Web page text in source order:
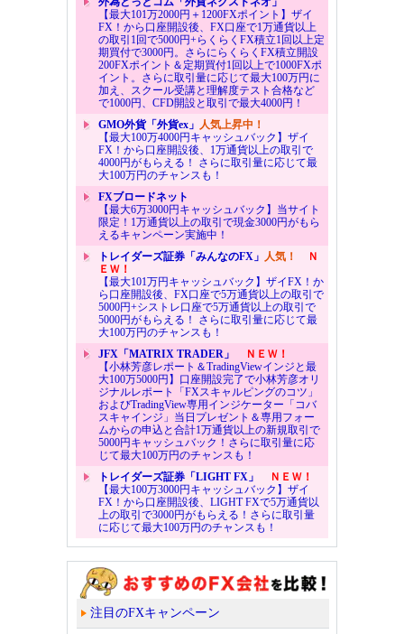
【最大101万2000円＋1200FXポイント】ザイ
FX！から口座開設後、FX口座で1万通貨以上
の取引1回で5000円+らくらくFX積立1回以上定
期買付で3000円。さらにらくらくFX積立開設
200FXポイント＆定期買付1回以上で1000FXポ
イント。さらに取引量に応じて最大100万円に
加え、スクール受講と理解度テスト合格など
で1000円、CFD開設と取引で最大4000円！
GMO外貨「外貨ex」 人気上昇中！
【最大100万4000円キャッシュバック】ザイ
FX！から口座開設後、1万通貨以上の取引で
4000円がもらえる！ さらに取引量に応じて最
大100万円のチャンスも！
FXブロードネット
【最大6万3000円キャッシュバック】当サイト
限定！1万通貨以上の取引で現金3000円がもら
えるキャンペーン実施中！
トレイダーズ証券「みんなのFX」 人気！
Ｎ
ＥＷ！
【最大101万円キャッシュバック】ザイFX！か
ら口座開設後、FX口座で5万通貨以上の取引で
5000円+シストレ口座で5万通貨以上の取引で
5000円がもらえる！ さらに取引量に応じて最
大100万円のチャンスも！
JFX「MATRIX TRADER」
ＮＥＷ！
【小林芳彦レポート＆TradingViewインジと最
大100万5000円】口座開設完了で小林芳彦オリ
ジナルレポート「FXスキャルピングのコツ」
およびTradingView専用インジケーター「コバ
スキャインジ」当日プレゼント＆専用フォー
ムからの申込と合計1万通貨以上の新規取引で
5000円キャッシュバック！さらに取引量に応
じて最大100万円のチャンスも！
トレイダーズ証券「LIGHT FX」
ＮＥＷ！
【最大100万3000円キャッシュバック】ザイ
FX！から口座開設後、LIGHT FXで5万通貨以
上の取引で3000円がもらえる！さらに取引量
に応じて最大100万円のチャンスも！
注目のFXキャンペーン